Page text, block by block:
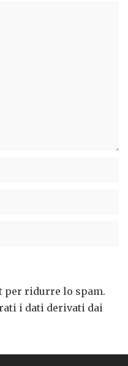
per ridurre lo spam.
i dati derivati dai